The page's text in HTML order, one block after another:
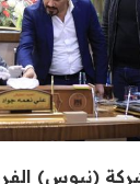
(نيوس)